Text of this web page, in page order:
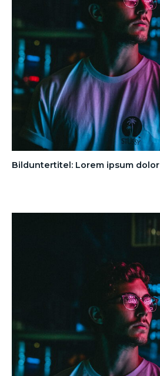
Bilduntertitel: Lorem ipsum dolor